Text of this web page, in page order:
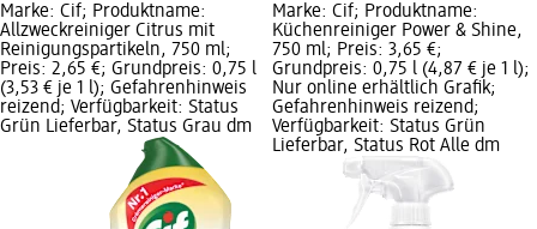
Marke: Cif; Produktname:
Allzweckreiniger Citrus mit
Reinigungspartikeln, 750 ml;
Preis: 2,65 €; Grundpreis: 0,75 l
(3,53 € je 1 l); Gefahrenhinweis
reizend; Verfügbarkeit: Status
Grün Lieferbar, Status Grau dm
Marke: Cif; Produktname:
Küchenreiniger Power & Shine,
750 ml; Preis: 3,65 €;
Grundpreis: 0,75 l (4,87 € je 1 l);
Nur online erhältlich Grafik;
Gefahrenhinweis reizend;
Verfügbarkeit: Status Grün
Lieferbar, Status Rot Alle dm